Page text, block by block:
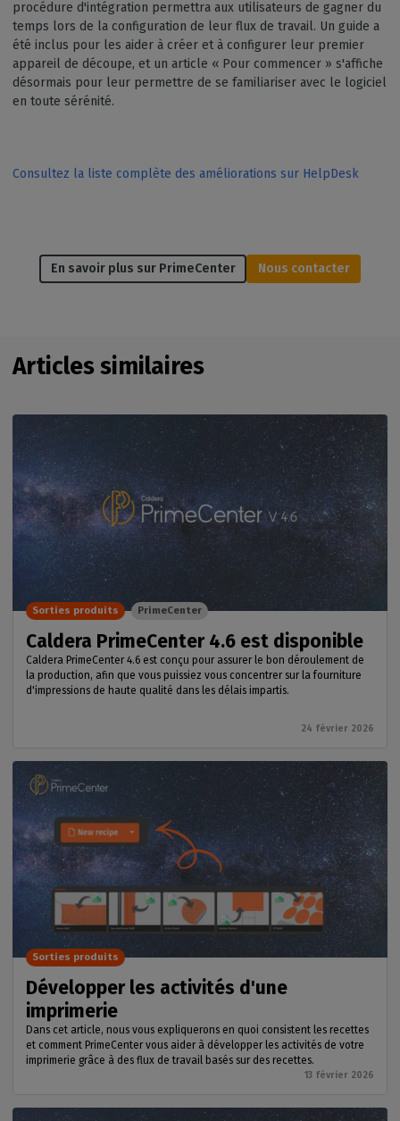
procédure d'intégration permettra aux utilisateurs de gagner du
temps lors de la configuration de leur flux de travail. Un guide a
été inclus pour les aider à créer et à configurer leur premier
appareil de découpe, et un article « Pour commencer » s'affiche
désormais pour leur permettre de se familiariser avec le logiciel
en toute sérénité.
Consultez la liste complète des améliorations sur HelpDesk
En savoir plus sur PrimeCenter Nous contacter
Articles similaires
Caldera PrimeCenter 4.6 est disponible
Caldera PrimeCenter 4.6 est conçu pour assurer le bon déroulement de
la production, afin que vous puissiez vous concentrer sur la fourniture
d'impressions de haute qualité dans les délais impartis.
24 février 2026
Sorties produits PrimeCenter
Développer les activités d'une
imprimerie
Dans cet article, nous vous expliquerons en quoi consistent les recettes
et comment PrimeCenter vous aider à développer les activités de votre
imprimerie grâce à des flux de travail basés sur des recettes.
13 février 2026
Sorties produits